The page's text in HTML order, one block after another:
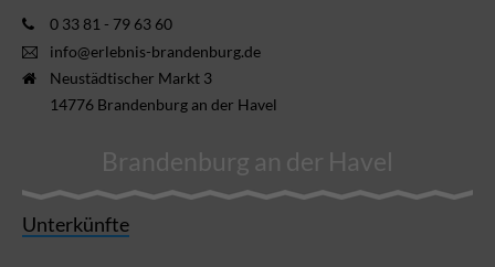
0 33 81 - 79 63 60
info@erlebnis-brandenburg.de
Neustädtischer Markt 3
14776 Brandenburg an der Havel
Brandenburg an der Havel
Unterkünfte